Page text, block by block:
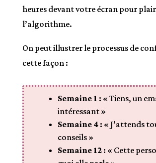
heures devant votre écran pour
l’algorithme.
On peut illustrer le processus de
cette façon :
Semaine 1 : « Tiens, un
intéressant »
Semaine 4 : « J’attends
conseils »
Semaine 12 : « Cette